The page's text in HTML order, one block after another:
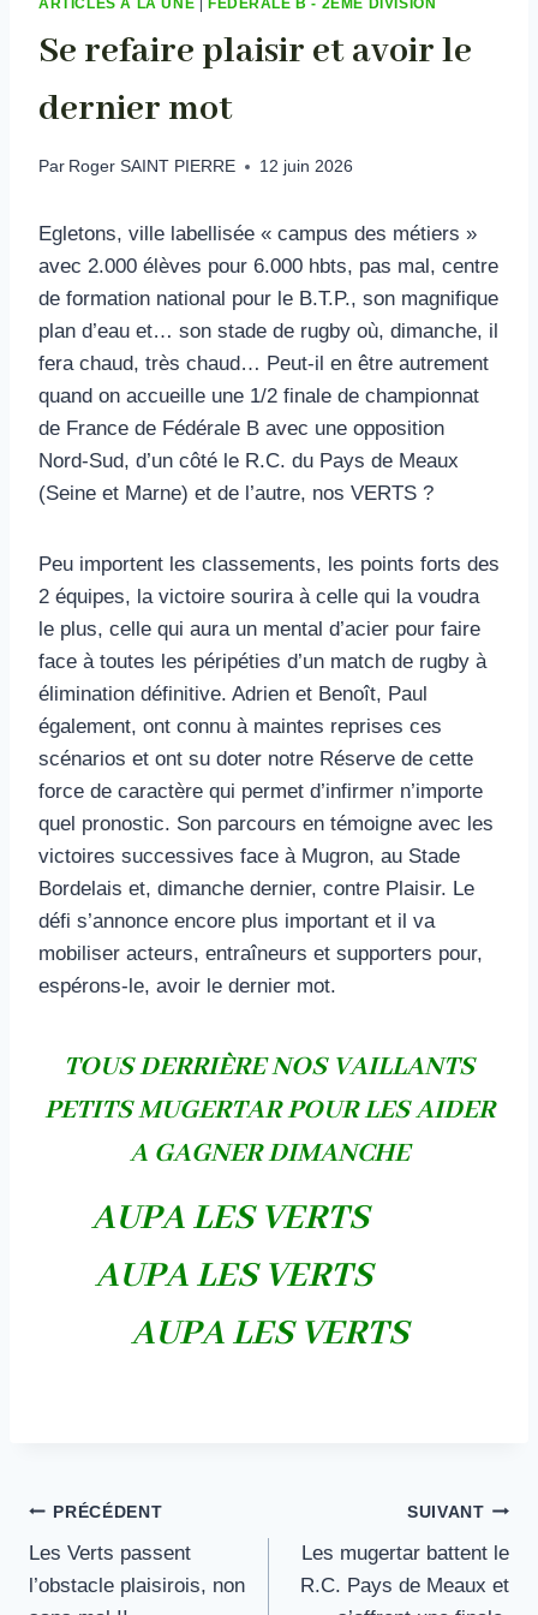
Se refaire plaisir et avoir le
dernier mot
Par Roger SAINT PIERRE 12 juin 2026
Egletons, ville labellisée « campus des métiers »
avec 2.000 élèves pour 6.000 hbts, pas mal, centre
de formation national pour le B.T.P., son magnifique
plan d’eau et… son stade de rugby où, dimanche, il
fera chaud, très chaud… Peut-il en être autrement
quand on accueille une 1/2 finale de championnat
de France de Fédérale B avec une opposition
Nord-Sud, d’un côté le R.C. du Pays de Meaux
(Seine et Marne) et de l’autre, nos VERTS ?
Peu importent les classements, les points forts des
2 équipes, la victoire sourira à celle qui la voudra
le plus, celle qui aura un mental d’acier pour faire
face à toutes les péripéties d’un match de rugby à
élimination définitive. Adrien et Benoît, Paul
également, ont connu à maintes reprises ces
scénarios et ont su doter notre Réserve de cette
force de caractère qui permet d’infirmer n’importe
quel pronostic. Son parcours en témoigne avec les
victoires successives face à Mugron, au Stade
Bordelais et, dimanche dernier, contre Plaisir. Le
défi s’annonce encore plus important et il va
mobiliser acteurs, entraîneurs et supporters pour,
espérons-le, avoir le dernier mot.
TOUS DERRIÈRE NOS VAILLANTS
PETITS MUGERTAR POUR LES AIDER
A GAGNER DIMANCHE
AUPA LES VERTS
AUPA LES VERTS
AUPA LES VERTS
Navigation
de
PRÉCÉDENT
Les Verts passent
l’obstacle plaisirois, non
SUIVANT
Les mugertar battent le
R.C. Pays de Meaux et